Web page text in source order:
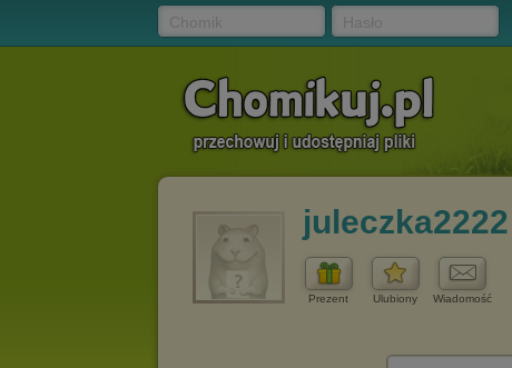
juleczka2222
Prezent Ulubiony Wiadomość